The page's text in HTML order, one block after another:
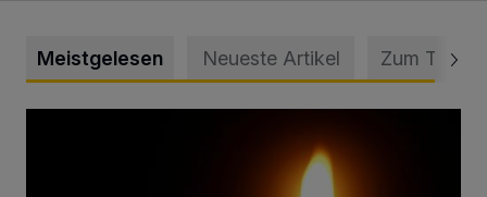
Meistgelesen Neueste Artikel Zum Thema